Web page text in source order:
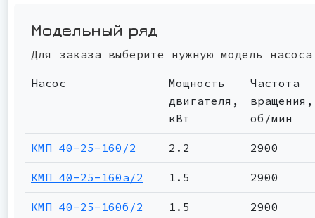
Модельный ряд
Для заказа выберите нужную модель насоса
Насос
Мощность
двигателя,
кВт
Частота
вращения,
об/мин
КМП 40-25-160/2 2.2 2900
КМП 40-25-160а/2 1.5 2900
КМП 40-25-160б/2 1.5 2900